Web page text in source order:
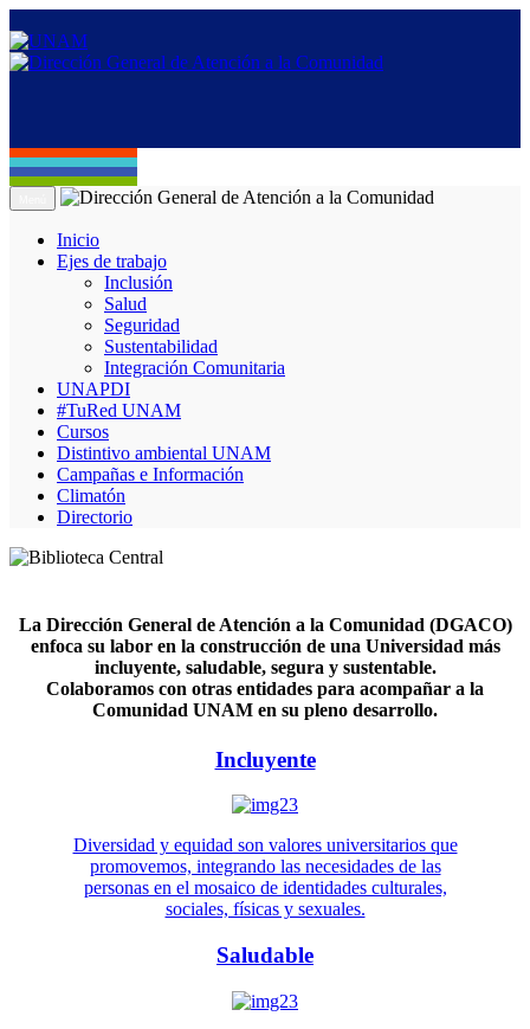
Inicio
Ejes de trabajo
Inclusión
Salud
Seguridad
Sustentabilidad
Integración Comunitaria
UNAPDI
#TuRed UNAM
Cursos
Distintivo ambiental UNAM
Campañas e Información
Climatón
Directorio
La Dirección General de Atención a la Comunidad (DGACO)
enfoca su labor en la construcción de una Universidad más
incluyente, saludable, segura y sustentable.
Colaboramos con otras entidades para acompañar a la
Comunidad UNAM en su pleno desarrollo.
Incluyente
Diversidad y equidad son valores universitarios que
promovemos, integrando las necesidades de las
personas en el mosaico de identidades culturales,
sociales, físicas y sexuales.
Saludable